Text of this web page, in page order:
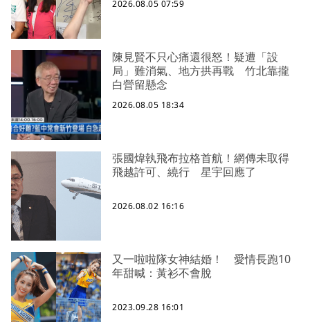
2026.08.05 07:59
陳見賢不只心痛還很怒！疑遭「設
局」難消氣、地方拱再戰 竹北靠攏
白營留懸念
2026.08.05 18:34
張國煒執飛布拉格首航！網傳未取得
飛越許可、繞行 星宇回應了
2026.08.02 16:16
又一啦啦隊女神結婚！ 愛情長跑10
年甜喊：黃衫不會脫
2023.09.28 16:01